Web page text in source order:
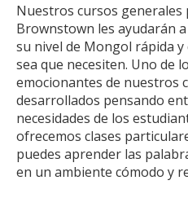
Nuestros cursos generales
Brownstown les ayudarán
su nivel de Mongol rápida
sea que necesiten. Uno de
emocionantes de nuestros
desarrollados pensando
necesidades de los
ofrecemos clases
puedes aprender las
en un ambiente cómodo y